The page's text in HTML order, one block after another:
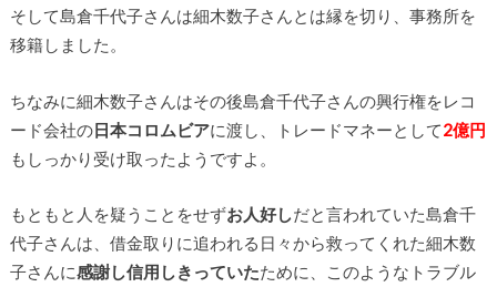
そして島倉千代子さんは細木数子さんとは縁を切り、事務所を
移籍しました。
ちなみに細木数子さんはその後島倉千代子さんの興行権をレコ
ード会社の日本コロムビアに渡し、トレードマネーとして2億円
もしっかり受け取ったようですよ。
もともと人を疑うことをせずお人好しだと言われていた島倉千
代子さんは、借金取りに追われる日々から救ってくれた細木数
子さんに感謝し信用しきっていたために、このようなトラブル